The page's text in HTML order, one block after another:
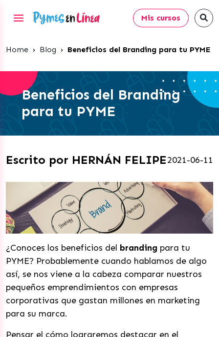
Mis cursos
Home › Blog › Beneficios del Branding para tu PYME
Beneficios del Branding
para tu PYME
Escrito por HERNÁN FELIPE2021-06-11
¿Conoces los beneficios del branding para tu
PYME? Probablemente cuando hablamos de algo
así, se nos viene a la cabeza comparar nuestros
pequeños emprendimientos con empresas
corporativas que gastan millones en marketing
para su marca.
Pensar el cómo lograremos destacar en el